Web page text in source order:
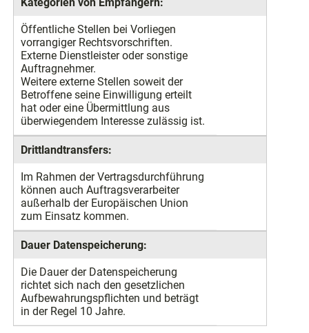
Öffentliche Stellen bei Vorliegen
vorrangiger Rechtsvorschriften.
Externe Dienstleister oder sonstige
Auftragnehmer.
Weitere externe Stellen soweit der
Betroffene seine Einwilligung erteilt
hat oder eine Übermittlung aus
überwiegendem Interesse zulässig ist.
Drittlandtransfers:
Im Rahmen der Vertragsdurchführung
können auch Auftragsverarbeiter
außerhalb der Europäischen Union
zum Einsatz kommen.
Dauer Datenspeicherung:
Die Dauer der Datenspeicherung
richtet sich nach den gesetzlichen
Aufbewahrungspflichten und beträgt
in der Regel 10 Jahre.